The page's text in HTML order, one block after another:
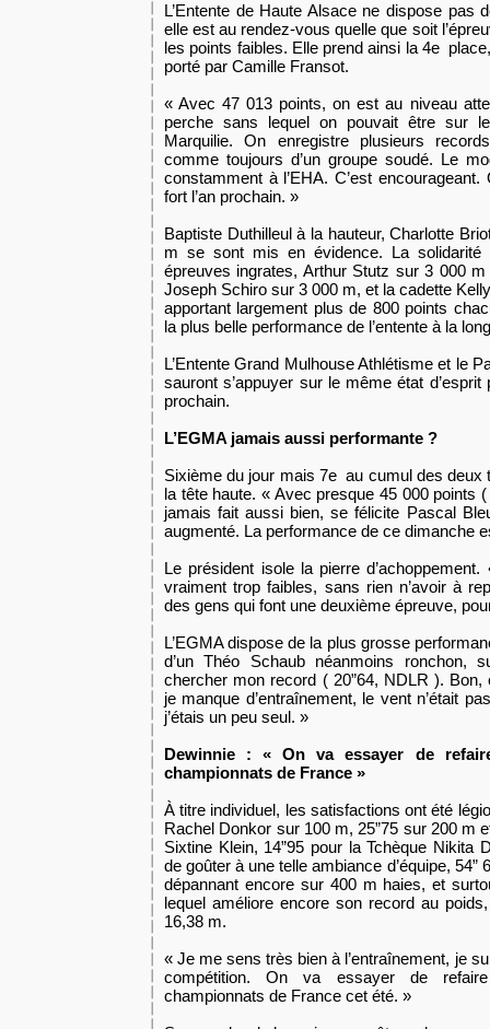
L’Entente de Haute Alsace ne dispose pas
elle est au rendez-vous quelle que soit
les points faibles. Elle prend ainsi la 4e
porté par Camille Fransot.
« Avec 47 013 points, on est au niveau
perche sans lequel on pouvait être sur
Marquilie. On enregistre plusieurs
comme toujours d’un groupe soudé. Le
constamment à l’EHA. C’est
fort l’an prochain. »
Baptiste Duthilleul à la hauteur, Charlotte
m se sont mis en évidence. La solidarité
épreuves ingrates, Arthur Stutz sur 3 000
Joseph Schiro sur 3 000 m, et la cadette
apportant largement plus de 800 points
la plus belle performance de l’entente à la
L’Entente Grand Mulhouse Athlétisme et le
sauront s’appuyer sur le même état d’esprit
prochain.
L’EGMA jamais aussi performante ?
Sixième du jour mais 7e au cumul des deux
la tête haute. « Avec presque 45 000 points
jamais fait aussi bien, se félicite Pascal
augmenté. La performance de ce dimanche
Le président isole la pierre
vraiment trop faibles, sans rien n’avoir à
des gens qui font une deuxième épreuve,
L’EGMA dispose de la plus grosse
d’un Théo Schaub néanmoins
chercher mon record ( 20”64, NDLR ).
je manque d’entraînement, le vent n’était
j’étais un peu seul. »
Dewinnie : « On va essayer de
championnats de France »
À titre individuel, les satisfactions ont été
Rachel Donkor sur 100 m, 25”75 sur 200 m
Sixtine Klein, 14”95 pour la Tchèque Nikita
de goûter à une telle ambiance d’équipe, 54”
dépannant encore sur 400 m haies, et
lequel améliore encore son record au
16,38 m.
« Je me sens très bien à l’entraînement, je
compétition. On va essayer de
championnats de France cet été. »